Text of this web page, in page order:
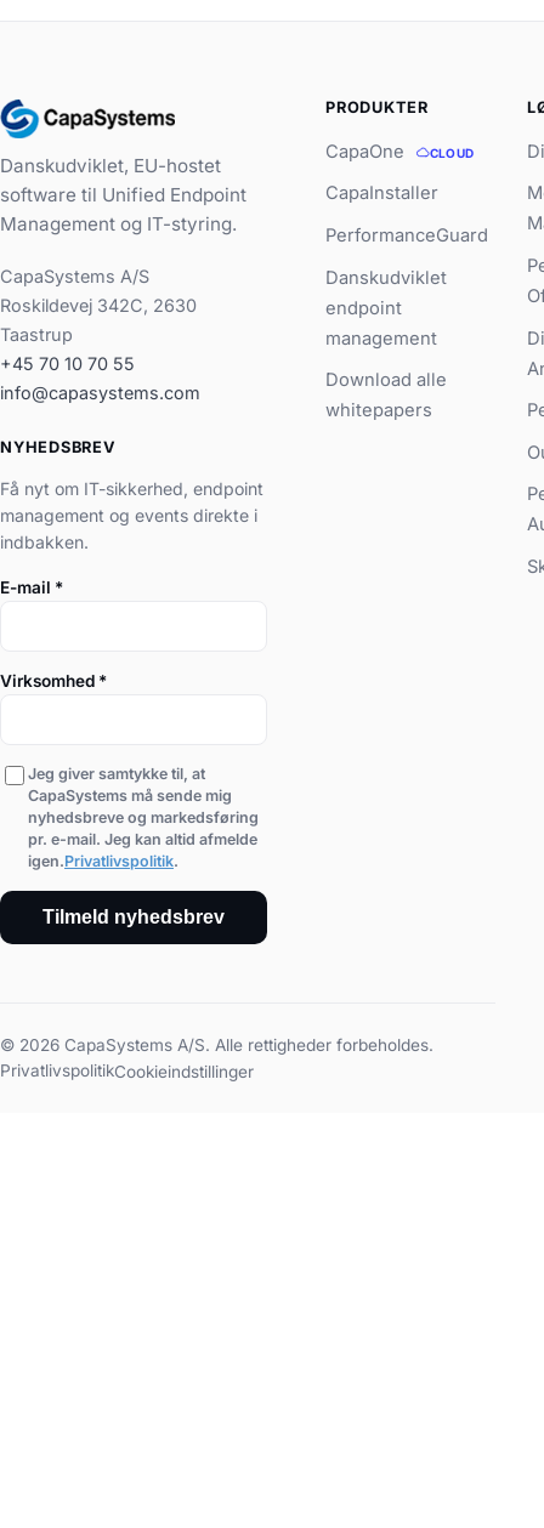
Danskudviklet, EU-hostet
software til Unified Endpoint
Management og IT-styring.
CapaSystems A/S
Roskildevej 342C, 2630
Taastrup
+45 70 10 70 55
info@capasystems.com
NYHEDSBREV
Få nyt om IT-sikkerhed, endpoint
management og events direkte i
indbakken.
E-mail *
Virksomhed *
Jeg giver samtykke til, at
CapaSystems må sende mig
nyhedsbreve og markedsføring
pr. e-mail. Jeg kan altid afmelde
igen.Privatlivspolitik.
Tilmeld nyhedsbrev
PRODUKTER
CapaOne CLOUD
CapaInstaller
PerformanceGuard
Danskudviklet
endpoint
management
Download alle
whitepapers
© 2026 CapaSystems A/S. Alle rettigheder forbeholdes.
PrivatlivspolitikCookieindstillinger